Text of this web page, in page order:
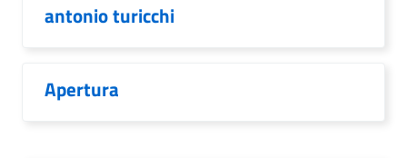
antonio turicchi
Apertura